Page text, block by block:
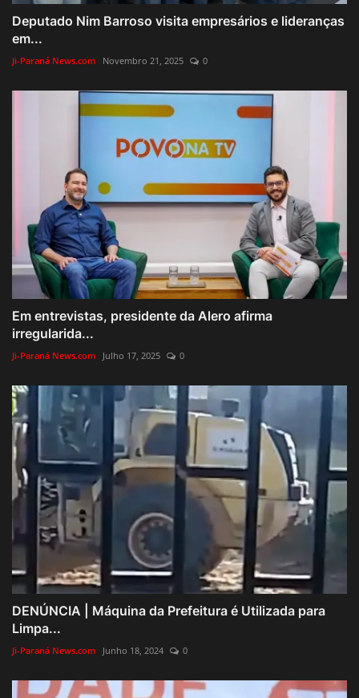
Deputado Nim Barroso visita empresários e lideranças
em...
Ji-Paraná News.com Novembro 21, 2025 0
Em entrevistas, presidente da Alero afirma
irregularida...
Ji-Paraná News.com Julho 17, 2025 0
DENÚNCIA | Máquina da Prefeitura é Utilizada para
Limpa...
Ji-Paraná News.com Junho 18, 2024 0